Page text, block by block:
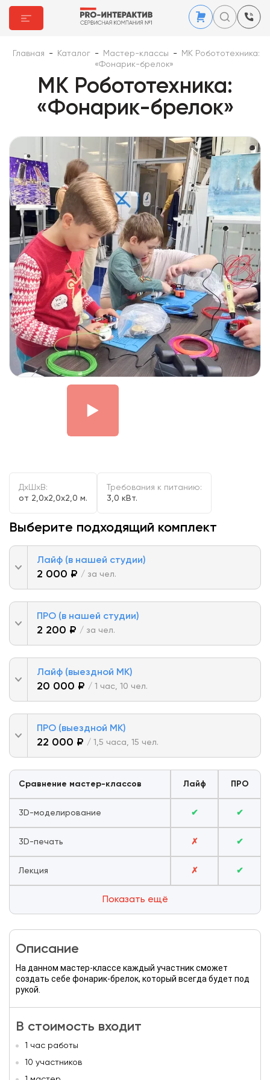
Главная - Каталог - Мастер-классы -
МК Робототехника:
«Фонарик-брелок»
МК Робототехника:
«Фонарик-брелок»
ДxШxВ:
от 2,0x2,0x2,0 м.
Требования к питанию:
3,0 кВт.
Выберите подходящий комплект
Лайф (в нашей студии)
2 000 ₽ / за чел.
ПРО (в нашей студии)
2 200 ₽ / за чел.
Лайф (выездной МК)
20 000 ₽ / 1 час, 10 чел.
ПРО (выездной МК)
22 000 ₽ / 1,5 часа, 15 чел.
Сравнение мастер-классов Лайф ПРО
3D-моделирование ✔ ✔
3D-печать ✗ ✔
Лекция ✗ ✔
Показать ещё
Описание
На данном мастер-классе каждый участник сможет
создать себе фонарик-брелок, который всегда будет под
рукой.
В стоимость входит
1 час работы
10 участников